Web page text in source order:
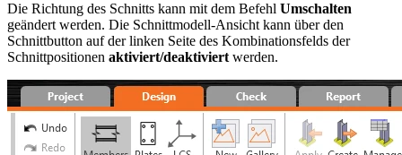
Die Richtung des Schnitts kann mit dem Befehl Umschalten
geändert werden. Die Schnittmodell-Ansicht kann über den
Schnittbutton auf der linken Seite des Kombinationsfelds der
Schnittpositionen aktiviert/deaktiviertwerden.